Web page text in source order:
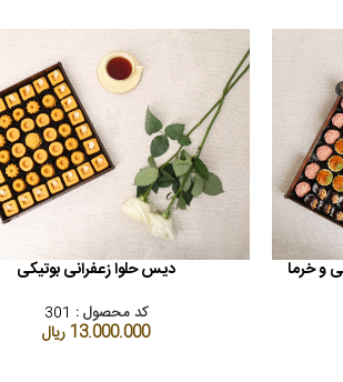
و خرما افزودن به سبد خریددیس حلوا زعفرانی بوتیکی
کد محصول : 301
13.000.000ریال